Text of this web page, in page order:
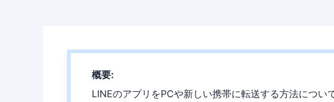
概要:
LINEのアプリをPCや新しい携帯に転送する方法につい